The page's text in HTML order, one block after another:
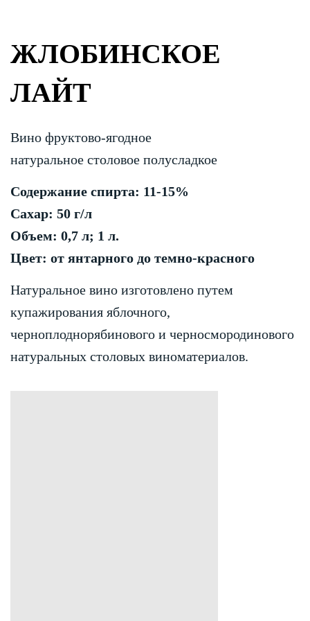
ЖЛОБИНСКОЕ
ЛАЙТ
Вино фруктово-ягодное
натуральное столовое полусладкое
Содержание спирта: 11-15%
Сахар: 50 г/л
Объем: 0,7 л; 1 л.
Цвет: от янтарного до темно-красного
Натуральное вино изготовлено путем
купажирования яблочного,
черноплоднорябинового и черносмородинового
натуральных столовых виноматериалов.